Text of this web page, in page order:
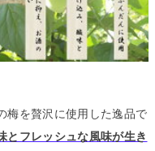
梅を贅沢に使用した逸品で
とフレッシュな風味が生き